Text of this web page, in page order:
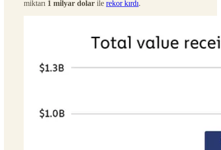
miktarı 1 milyar dolar ile rekor kırdı.